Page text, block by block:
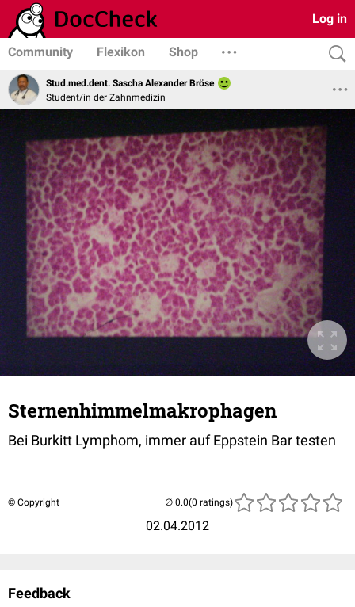
Log in
Community Flexikon Shop
Stud.med.dent. Sascha Alexander Bröse
Student/in der Zahnmedizin
Sternenhimmelmakrophagen
Bei Burkitt Lymphom, immer auf Eppstein Bar testen
© Copyright
02.04.2012
(0 ratings)
Feedback